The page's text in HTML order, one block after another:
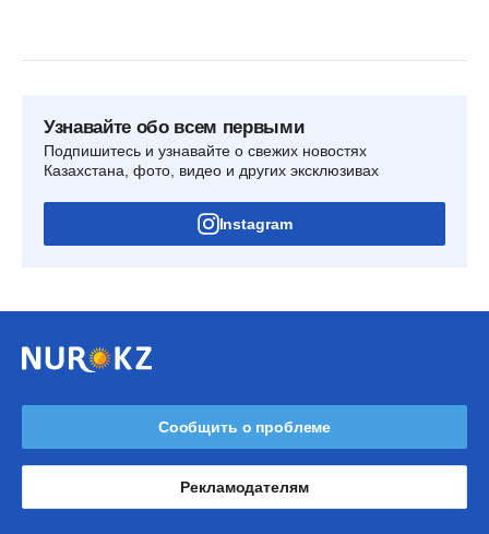
Узнавайте обо всем первыми
Подпишитесь и узнавайте о свежих новостях
Казахстана, фото, видео и других эксклюзивах
Instagram
Сообщить о проблеме
Рекламодателям